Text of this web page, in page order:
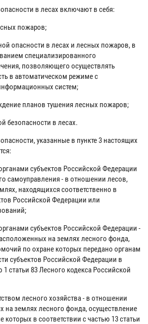
в лесах включают в себя:
пожаров;
опасности в лесах и лесных пожаров, в
специализированного
позволяющего осуществлять
в автоматическом режиме с
систем;
планов тушения лесных пожаров;
безопасности в лесах.
указанные в пункте 3 настоящих
субъектов Российской Федерации
самоуправления - в отношении лесов,
находящихся соответственно в
Российской Федерации или
субъектов Российской Федерации -
на землях лесного фонда,
по охране которых передано органам
субъектов Российской Федерации в
1 статьи 83 Лесного кодекса Российской
лесного хозяйства - в отношении
на землях лесного фонда, осуществление
в соответствии с частью 13 статьи